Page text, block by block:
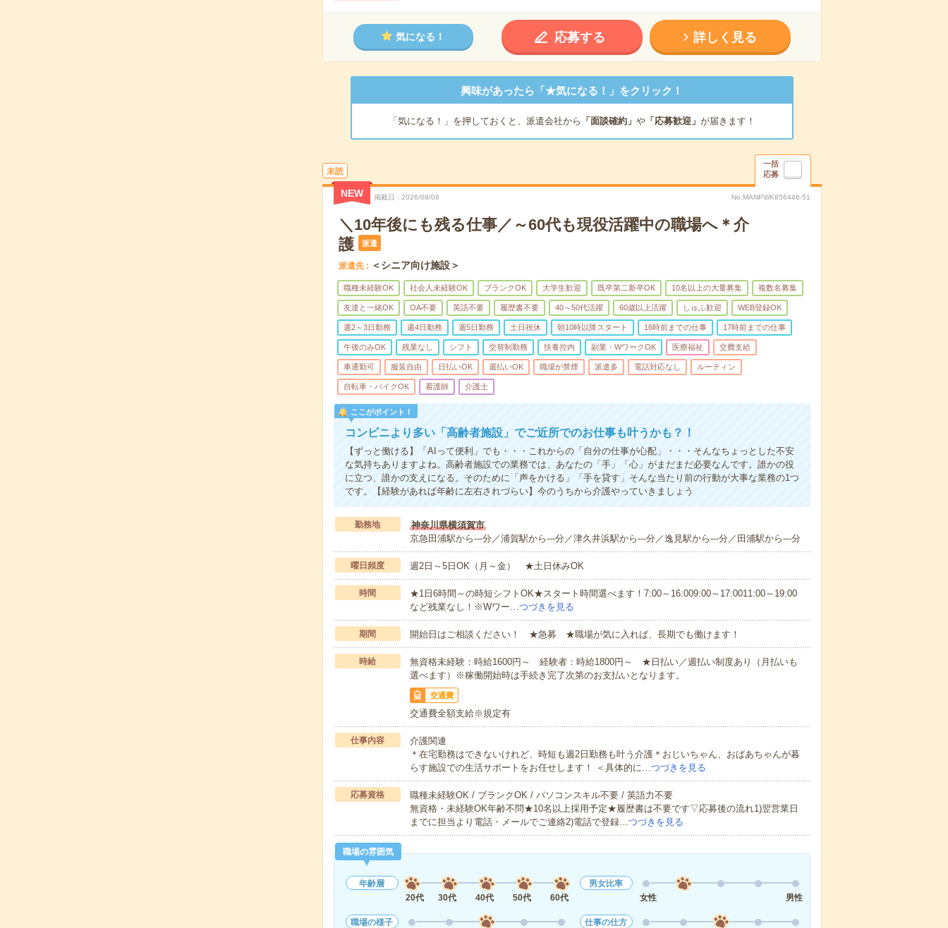
気になる！ 応募する 詳しく見る
興味があったら「★気になる！」をクリック！
「気になる！」を押しておくと、派遣会社から 「面談確約」 や「応募歓迎」 が届きます！
未読
一括
応募
NEW 掲載日 2026/08/08 No.MANPWK856446-51
＼10年後にも残る仕事／～60代も現役活躍中の職場へ＊介
護
派遣
派遣先 ＜シニア向け施設＞
職種未経験OK 社会人未経験OK ブランクOK 大学生歓迎 既卒第二新卒OK 10名以上の大量募集 複数名募集
友達と一緒OK OA不要 英語不要 履歴書不要 40～50代活躍 60歳以上活躍 しゅふ歓迎 WEB登録OK
週2～3日勤務 週4日勤務 週5日勤務 土日祝休 朝10時以降スタート 16時前までの仕事 17時前までの仕事
午後のみOK 残業なし シフト 交替制勤務 扶養控内 副業・WワークOK 医療福祉 交費支給
車通勤可 服装自由 日払いOK 週払いOK 職場が禁煙 派遣多 電話対応なし ルーティン
自転車・バイクOK 看護師 介護士
ここがポイント！
コンビニより多い「高齢者施設」でご近所でのお仕事も叶うかも？！
【ずっと働ける】「AIって便利」でも・・・これからの「自分の仕事が心配」・・・そんなちょっとした不安
な気持ちありますよね。高齢者施設での業務では、あなたの「手」「心」がまだまだ必要なんです。誰かの役
に立つ、誰かの支えになる。そのために「声をかける」「手を貸す」そんな当たり前の行動が大事な業務の1つ
です。【経験があれば年齢に左右されづらい】今のうちから介護やっていきましょう
勤務地
神奈川県横須賀市
京急田浦駅から---分／浦賀駅から---分／津久井浜駅から---分／逸見駅から---分／田浦駅から---分
曜日頻度 週2日～5日OK（月～金） ★土日休みOK
時間
★1日6時間～の時短シフトOK★スタート時間選べます！7:00～16:009:00～17:0011:00～19:00
など残業なし！※Wワー…つづきを見る
期間 開始日はご相談ください！ ★急募 ★職場が気に入れば、長期でも働けます！
時給
無資格未経験：時給1600円～ 経験者：時給1800円～ ★日払い／週払い制度あり（月払いも
選べます）※稼働開始時は手続き完了次第のお支払いとなります。
交通費
交通費全額支給※規定有
仕事内容
介護関連
＊在宅勤務はできないけれど、時短も週2日勤務も叶う介護＊おじいちゃん、おばあちゃんが暮
らす施設での生活サポートをお任せします！ ＜具体的に…つづきを見る
応募資格
職種未経験OK / ブランクOK / パソコンスキル不要 / 英語力不要
無資格・未経験OK年齢不問★10名以上採用予定★履歴書は不要です▽応募後の流れ1)翌営業日
までに担当より電話・メールでご連絡2)電話で登録…つづきを見る
職場の雰囲気
年齢層
20代
30代 40代 50代 60代
男女比率
女性
男性
職場の様子
仕事の仕方